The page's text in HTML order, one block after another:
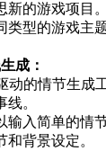
新的游戏项目。
类型的游戏主
成：
动的情节生成
线。
输入简单的情
和背景设定。